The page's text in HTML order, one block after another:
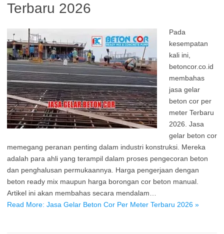
Terbaru 2026
Pada
kesempatan
kali ini,
betoncor.co.id
membahas
jasa gelar
beton cor per
meter Terbaru
2026. Jasa
gelar beton cor
memegang peranan penting dalam industri konstruksi. Mereka
adalah para ahli yang terampil dalam proses pengecoran beton
dan penghalusan permukaannya. Harga pengerjaan dengan
beton ready mix maupun harga borongan cor beton manual.
Artikel ini akan membahas secara mendalam…
Read More: Jasa Gelar Beton Cor Per Meter Terbaru 2026 »